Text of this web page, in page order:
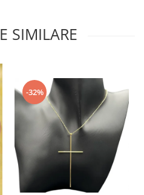
SIMILARE
-32%